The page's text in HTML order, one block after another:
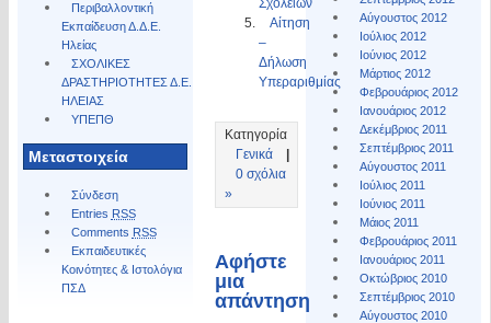
Περιβαλλοντική
Εκπαίδευση Δ.Δ.Ε.
Ηλείας
ΣΧΟΛΙΚΕΣ
ΔΡΑΣΤΗΡΙΟΤΗΤΕΣ Δ.Ε.
ΗΛΕΙΑΣ
ΥΠΕΠΘ
Μεταστοιχεία
Σύνδεση
Entries RSS
Comments RSS
Εκπαιδευτικές
Κοινότητες & Ιστολόγια
ΠΣΔ
Αύγουστος 2012
Ιούλιος 2012
Ιούνιος 2012
Μάρτιος 2012
Φεβρουάριος 2012
Ιανουάριος 2012
Δεκέμβριος 2011
Σεπτέμβριος 2011
Αύγουστος 2011
Ιούλιος 2011
Ιούνιος 2011
Μάιος 2011
Φεβρουάριος 2011
Ιανουάριος 2011
Οκτώβριος 2010
Σεπτέμβριος 2010
Αύγουστος 2010
Σχολείων
Αίτηση
–
Δήλωση
Υπεραριθμίας
Κατηγορία
Γενικά
0 σχόλια
»
Αφήστε
μια
απάντηση